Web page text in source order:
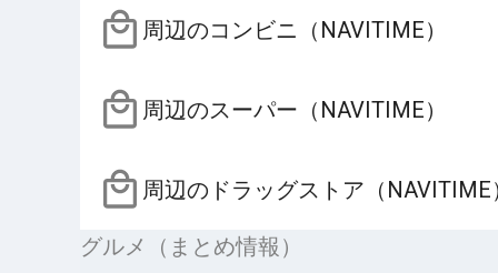
周辺のコンビニ（NAVITIME）
周辺のスーパー（NAVITIME）
周辺のドラッグストア（NAVITIME
グルメ（まとめ情報）